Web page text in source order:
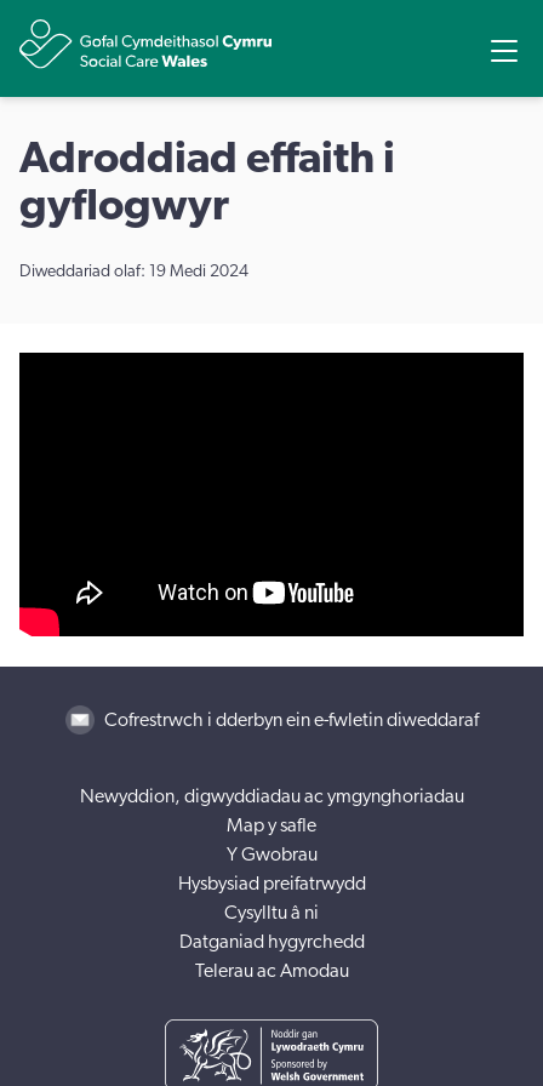
Adroddiad effaith i
gyflogwyr
Diweddariad olaf: 19 Medi 2024
Cofrestrwch i dderbyn ein e-fwletin diweddaraf
Newyddion, digwyddiadau ac ymgynghoriadau
Map y safle
Y Gwobrau
Hysbysiad preifatrwydd
Cysylltu â ni
Datganiad hygyrchedd
Telerau ac Amodau